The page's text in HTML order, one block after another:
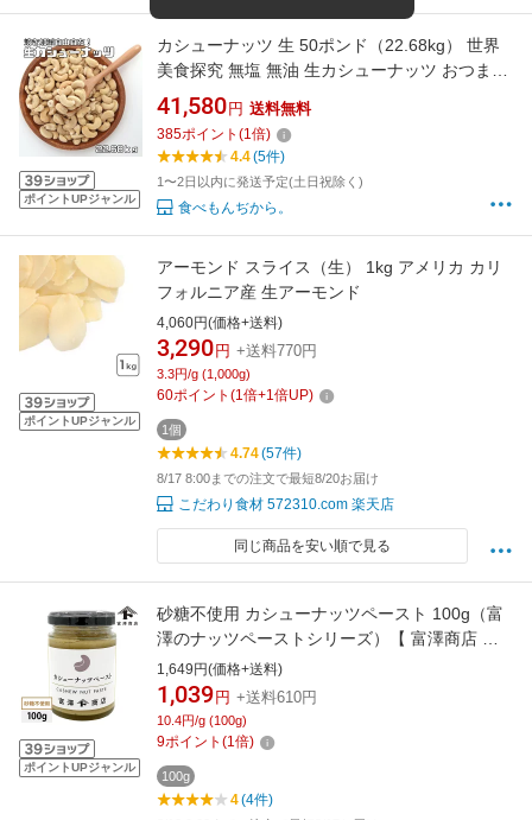
ポイントUPジャンル
カシューナッツ 生 50ポンド（22.68kg） 世界
美食探究 無塩 無油 生カシューナッツ おつまみ
おやつ 製菓材料 製パン材料 ナッツ
41,580 円 送料無料
385ポイント (1倍)
4.4(5件)
1〜2日以内に発送予定(土日祝除く)
食べもんぢから。
ポイントUPジャンル
アーモンド スライス（生） 1kg アメリカ カリ
フォルニア産 生アーモンド
4,060円(価格+送料)
3,290 円 +送料770円
3.3円/g (1,000g)
60ポイント (1倍+1倍UP)
1個
4.74(57件)
8/17 8:00までの注文で最短8/20お届け
こだわり食材 572310.com 楽天店
同じ商品を安い順で見る
ポイントUPジャンル
砂糖不使用 カシューナッツペースト 100g（富
澤のナッツペーストシリーズ）【 富澤商店 公
式 】
1,649円(価格+送料)
1,039 円 +送料610円
10.4円/g (100g)
9ポイント (1倍)
100g
4(4件)